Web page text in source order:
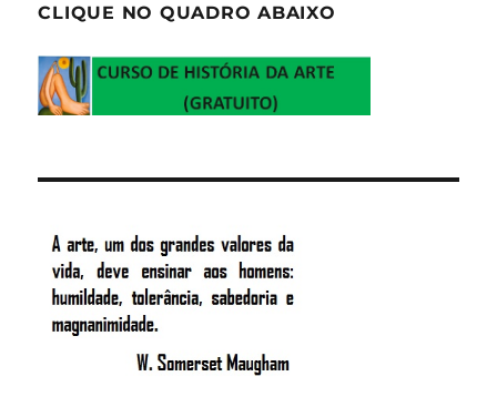
CLIQUE NO QUADRO ABAIXO